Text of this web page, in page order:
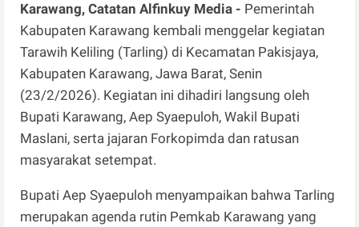
Karawang, Catatan Alfinkuy Media - Pemerintah
Kabupaten Karawang kembali menggelar kegiatan
Tarawih Keliling (Tarling) di Kecamatan Pakisjaya,
Kabupaten Karawang, Jawa Barat, Senin
(23/2/2026). Kegiatan ini dihadiri langsung oleh
Bupati Karawang, Aep Syaepuloh, Wakil Bupati
Maslani, serta jajaran Forkopimda dan ratusan
masyarakat setempat.
Bupati Aep Syaepuloh menyampaikan bahwa Tarling
merupakan agenda rutin Pemkab Karawang yang